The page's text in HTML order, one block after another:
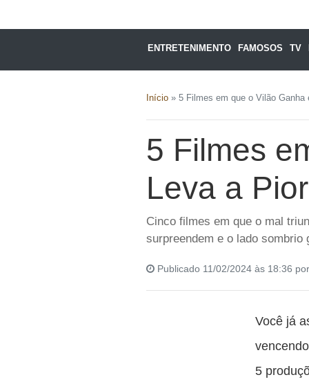
ENTRETENIMENTO FAMOSOS TV
Início » 5 Filmes em que o Vilão Ganha
5 Filmes
Leva a Pior
Cinco filmes em que o mal
surpreendem e o lado sombrio
Publicado 11/02/2024 às 18:36 por
Você já
5